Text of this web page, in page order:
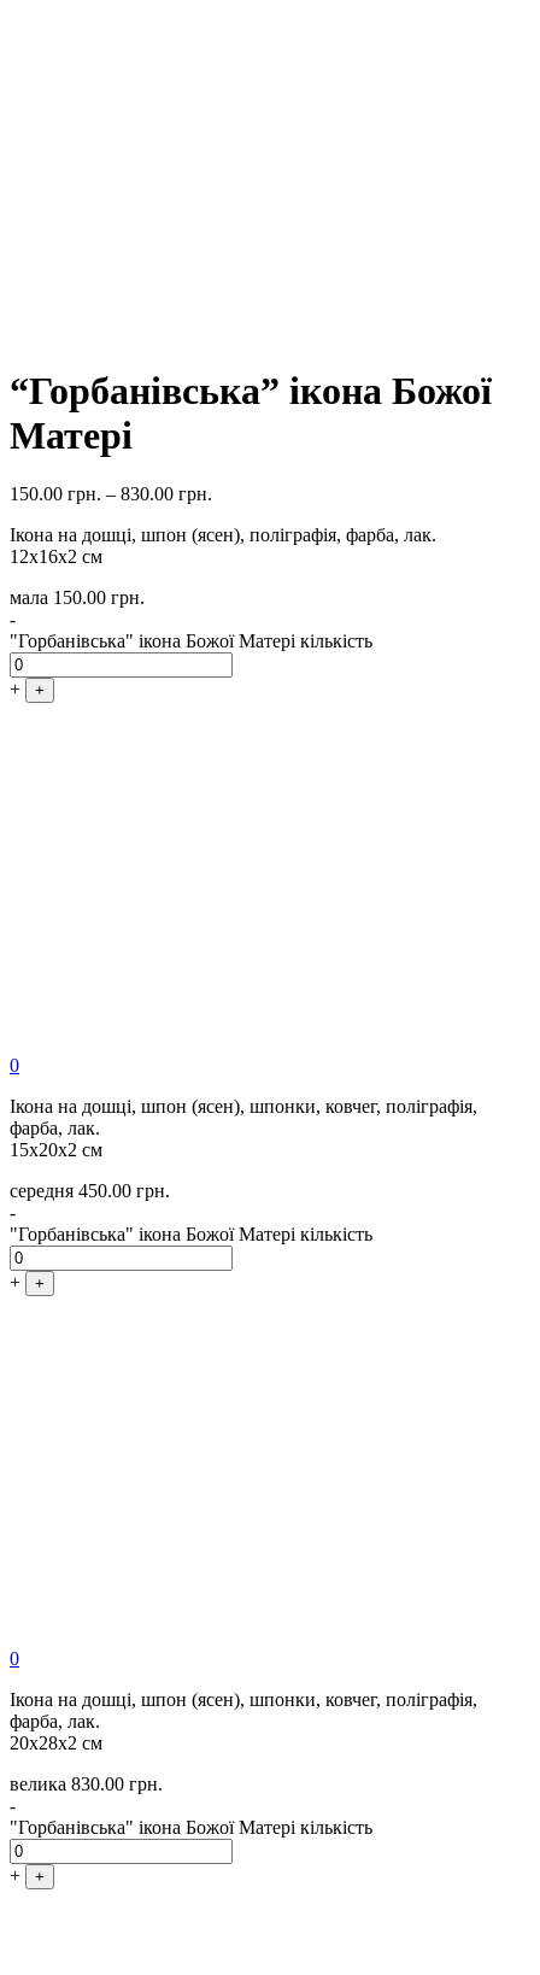
“Горбанівська” ікона Божої
Матері
150.00 грн. – 830.00 грн.
Ікона на дошці, шпон (ясен), поліграфія, фарба, лак.
12х16х2 см
мала 150.00 грн.
-
"Горбанівська" ікона Божої Матері кількість
+ +
0
Ікона на дошці, шпон (ясен), шпонки, ковчег, поліграфія,
фарба, лак.
15х20х2 см
середня 450.00 грн.
-
"Горбанівська" ікона Божої Матері кількість
+ +
0
Ікона на дошці, шпон (ясен), шпонки, ковчег, поліграфія,
фарба, лак.
20х28х2 см
велика 830.00 грн.
-
"Горбанівська" ікона Божої Матері кількість
+ +